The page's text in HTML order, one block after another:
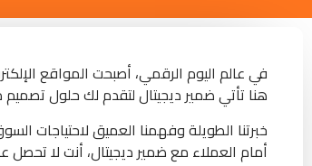
في عالم اليوم الرقمي، أصبحت المواقع
هنا تأتي ضمير ديجيتال لتقدم لك حلول تصميم
خبرتنا الطويلة وفهمنا العميق لاحتياجات
أمام العملاء مع ضمير ديجيتال، أنت لا